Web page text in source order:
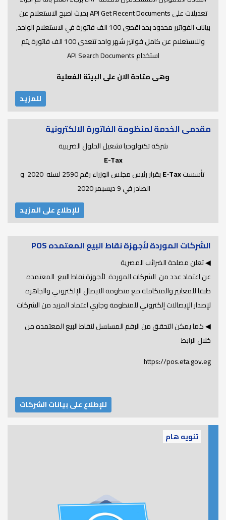
تعديلات على API Get Recent Documents بحيث اصبح الاستعلام عن
بيانات الفواتير محدود بحد اقصى 100 الف فاتورة في الاستعلام الواحد,
وللاستعلام عن كامل فواتير شهر واحد تتعدى 100 الف فاتورة يتم
استخدام API Search Documents
وهى متاحة الان على البيئة الفعلية
للمزيد
مقدمى الخدمة لمنظومة الفاتورة الالكترونية
شركة تكنولوجيا تشغيل الحلول الضريبية
E-Tax
تأسستE-Tax
بقرار رئيس مجلس الوزراء رقم 2590 لسنه 2020 و
الصادر في 9 ديسبمر 2020
للإطلاع على المزيد
الشركات الموردة لأجهزة نقاط البيع المعتمده POS
◀ تعلن مصلحة الضرائب المصرية
عن اعتماد عدد من الشركات الموردة لأجهزة نقاط البيع المعتمده
طبقا للمعايير والمتكاملة مع منظومة الايصال الإلكتروني والجاهزة
لإصدار الإيصالات إلكتروني للمنظومة وجاري اعتماد المزيد من الشركات
◀ كما يمكن التحقق من الرقم المسلسل لنقاط البيع المعتمده من
خلال الرابط
https://pos.eta.gov.eg
للإطلاع على بيانات الشركات
تنويه هام